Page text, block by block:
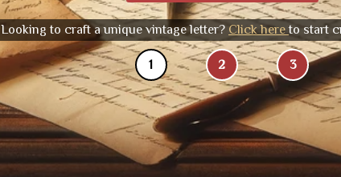
Looking to craft a unique vintage letter? Click hereto start
1 2 3